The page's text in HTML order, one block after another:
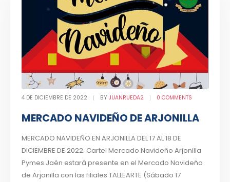
4 DE DICIEMBRE DE 2022 BYJUANRUEDA2 0 COMMENTS
MERCADO NAVIDEÑO DE ARJONILLA
MERCADO NAVIDEÑO EN ARJONILLA DEL 17 AL 18 DE
DICIEMBRE DE 2022. Cartel Mercado Navideño Arjonilla
Pymes Jaén estará presente en el Mercado Navideño
de Arjonilla con las filiales TALLEARTE (Sábado 17